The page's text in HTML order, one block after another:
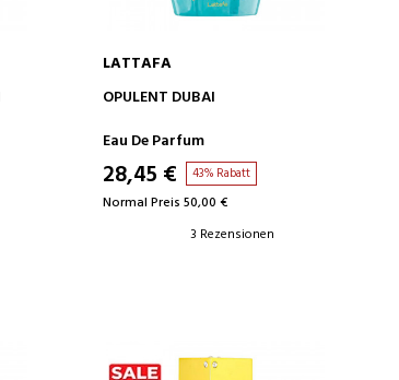
IN DEN WARENKORB
LATTAFA
OPULENT DUBAI
Eau De Parfum
28,45 € 43% Rabatt
Normal Preis 50,00 €
3 Rezensionen